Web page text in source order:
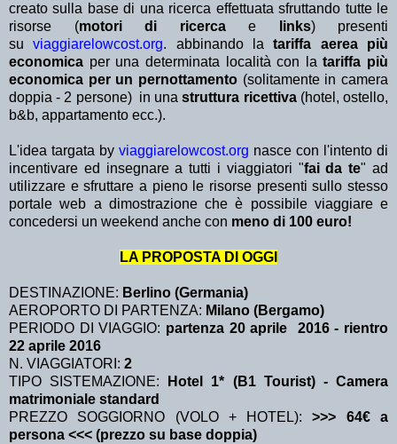
creato sulla base di una ricerca effettuata sfruttando tutte le
risorse (motori di ricerca e links) presenti
suviaggiarelowcost.org. abbinando la tariffa aerea più
economica per una determinata località con latariffa più
economica per un pernottamento (solitamente in camera
doppia - 2 persone) in unastruttura ricettiva(hotel, ostello,
b&b, appartamento ecc.).
L'idea targata by viaggiarelowcost.org nasce con l'intento di
incentivare ed insegnare a tutti i viaggiatori "fai da te" ad
utilizzare e sfruttare a pieno le risorse presenti sullo stesso
portale web a dimostrazione che è possibile viaggiare e
concedersi un weekend anche con meno di 100 euro!
LA PROPOSTA DI OGGI
DESTINAZIONE: Berlino (Germania)
AEROPORTO DI PARTENZA: Milano (Bergamo)
PERIODO DI VIAGGIO: partenza 20 aprile 2016- rientro
22 aprile 2016
N. VIAGGIATORI: 2
TIPO SISTEMAZIONE:
Hotel 1* (B1 Tourist) - Camera
matrimoniale standard
PREZZO SOGGIORNO (VOLO + HOTEL):>>> 64€ a
persona <<< (prezzo su base doppia)